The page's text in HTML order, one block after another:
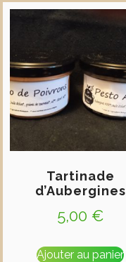
Tartinade
d’Aubergines
5,00 €
Ajouter au panier